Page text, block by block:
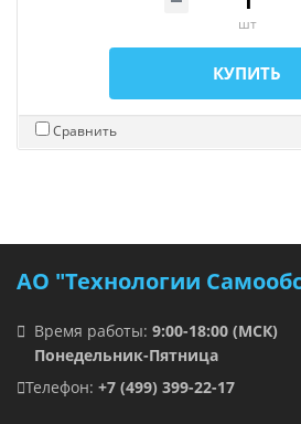
шт
КУПИТЬ
Сравнить
АО "Технологии
Время работы: 9:00-18:00 (МСК)
Понедельник-Пятница
Телефон: +7 (499) 399-22-17